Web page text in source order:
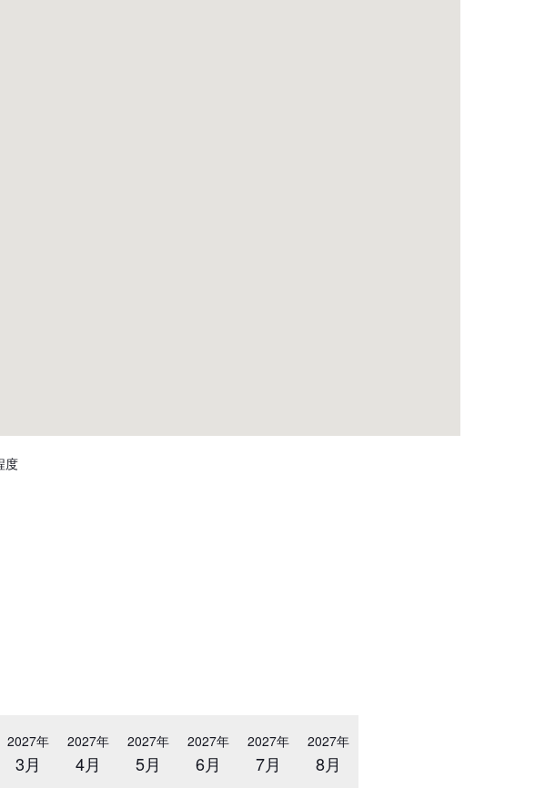
度
2027年
3月
2027年
4月
2027年
5月
2027年
6月
2027年
7月
2027年
8月